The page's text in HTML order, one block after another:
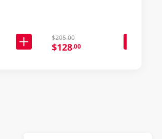
$205.00
$128.00